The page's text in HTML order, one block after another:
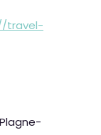
travel-